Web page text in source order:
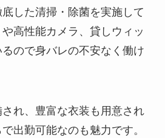
した清掃・除菌を実施して
高性能カメラ、貸しウィッ
ので身バレの不安なく働け
れ、豊富な衣装も用意され
出勤可能なのも魅力です。